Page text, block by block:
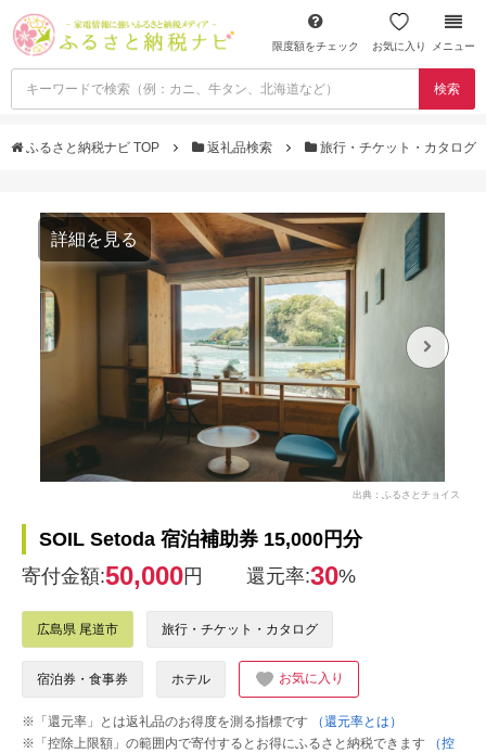
限度額をチェック お気に入り メニュー
検索
ふるさと納税ナビ TOP 返礼品検索 旅行・チケット・カタログ
詳細を見る
出典：ふるさとチョイス
SOIL Setoda 宿泊補助券 15,000円分
寄付金額:50,000円 還元率:30%
広島県 尾道市 旅行・チケット・カタログ
宿泊券・食事券 ホテル お気に入り
※「還元率」とは返礼品のお得度を測る指標です
（還元率とは）
※「控除上限額」の範囲内で寄付するとお得にふるさと納税できます
（控